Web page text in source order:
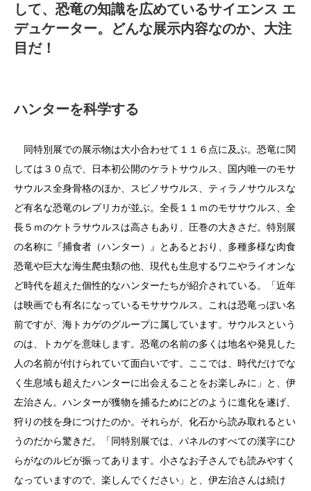
して、恐竜の知識を広めているサイエンス エ
デュケーター。どんな展示内容なのか、大注
目だ！
ハンターを科学する
同特別展での展示物は大小合わせて１１６点に及ぶ。恐竜に関
しては３０点で、日本初公開のケラトサウルス、国内唯一のモサ
サウルス全身骨格のほか、スピノサウルス、ティラノサウルスな
ど有名な恐竜のレプリカが並ぶ。全長１１ｍのモササウルス、全
長５ｍのケトラサウルスは高さもあり、圧巻の大きさだ。特別展
の名称に『捕食者（ハンター）』とあるとおり、多種多様な肉食
恐竜や巨大な海生爬虫類の他、現代も生息するワニやライオンな
ど時代を超えた個性的なハンターたちが紹介されている。「近年
は映画でも有名になっているモササウルス。これは恐竜っぽい名
前ですが、海トカゲのグループに属しています。サウルスという
のは、トカゲを意味します。恐竜の名前の多くは地名や発見した
人の名前が付けられていて面白いです。ここでは、時代だけでな
く生息域も超えたハンターに出会えることをお楽しみに」と、伊
左治さん。ハンターが獲物を捕るためにどのように進化を遂げ、
狩りの技を身につけたのか。それらが、化石から読み取れるとい
うのだから驚きだ。「同特別展では、パネルのすべての漢字にひ
らがなのルビが振ってあります。小さなお子さんでも読みやすく
なっていますので、楽しんでください」と、伊左治さんは続け